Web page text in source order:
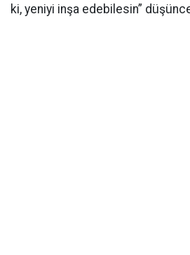
ki, yeniyi inşa edebilesin”